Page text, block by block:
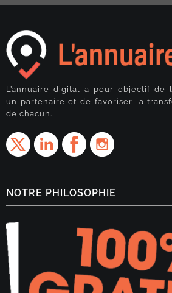
L’annuaire digital a pour objectif de
un partenaire et de favoriser la
de chacun.
NOTRE PHILOSOPHIE